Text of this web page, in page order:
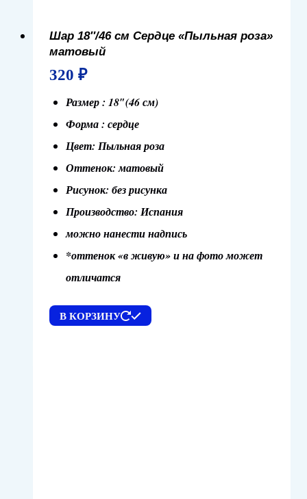
Шар 18″/46 см Сердце «Пыльная роза»
матовый
320 ₽
Размер : 18″(46 см)
Форма : сердце
Цвет: Пыльная роза
Оттенок: матовый
Рисунок: без рисунка
Производство: Испания
можно нанести надпись
*оттенок «в живую» и на фото может
отличатся
В КОРЗИНУ